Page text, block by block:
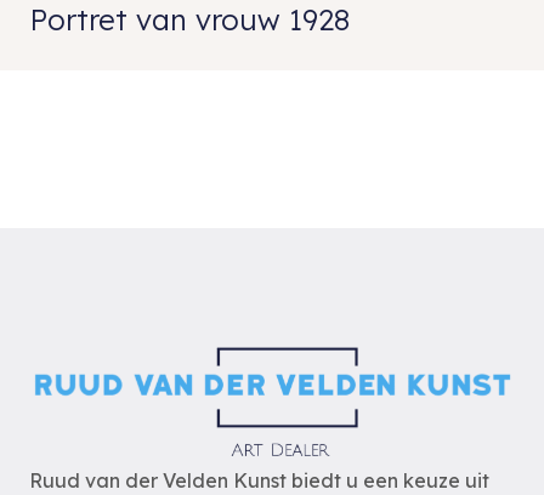
Portret van vrouw 1928
Ruud van der Velden Kunst biedt u een keuze uit